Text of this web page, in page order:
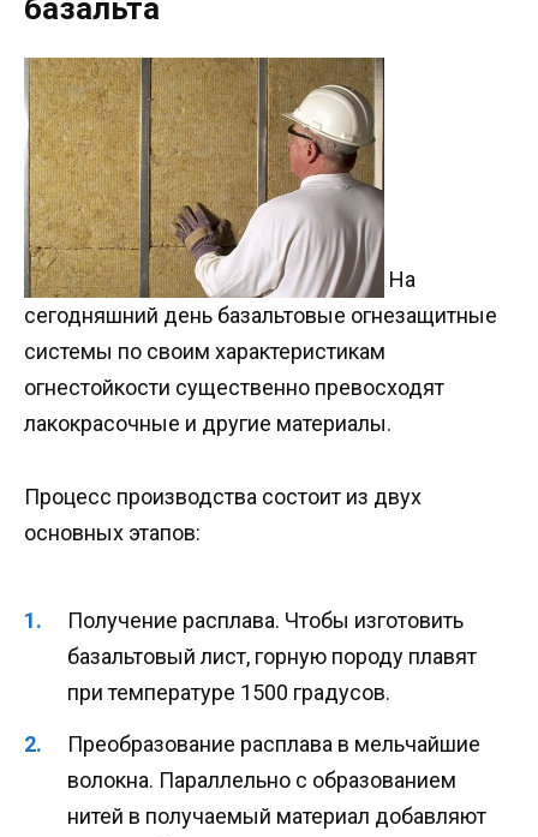
базальта
На
сегодняшний день базальтовые огнезащитные
системы по своим характеристикам
огнестойкости существенно превосходят
лакокрасочные и другие материалы.
Процесс производства состоит из двух
основных этапов:
Получение расплава. Чтобы изготовить
базальтовый лист, горную породу плавят
при температуре 1500 градусов.
Преобразование расплава в мельчайшие
волокна. Параллельно с образованием
нитей в получаемый материал добавляют